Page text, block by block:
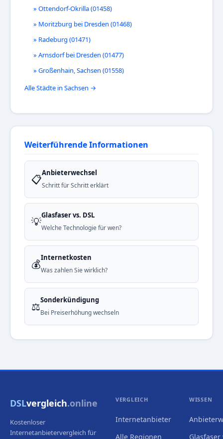
» Ottendorf-Okrilla (01458)
» Moritzburg bei Dresden (01468)
» Radeburg (01471)
» Arnsdorf bei Dresden (01477)
» Großenhain, Sachsen (01558)
Alle Städte in Sachsen →
Weiterführende Informationen
📋Anbieterwechsel
Schritt für Schritt erklärt
💡Glasfaser vs. DSL
Welche Technologie für wen?
💰Internetkosten
Was zahlen Sie wirklich?
⚖️Sonderkündigung
Bei Preiserhöhung wechseln
DSLvergleich.online
Kostenloser
Internetanbietervergleich für
VERGLEICH
Internetanbieter
Alle Regionen
WISSEN
Glasfaser